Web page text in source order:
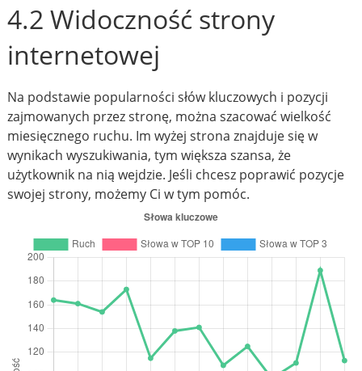
4.2 Widoczność strony
internetowej
Na podstawie popularności słów kluczowych i pozycji
zajmowanych przez stronę, można szacować wielkość
miesięcznego ruchu. Im wyżej strona znajduje się w
wynikach wyszukiwania, tym większa szansa, że
użytkownik na nią wejdzie. Jeśli chcesz poprawić pozycje
swojej strony, możemy Ci w tym pomóc.